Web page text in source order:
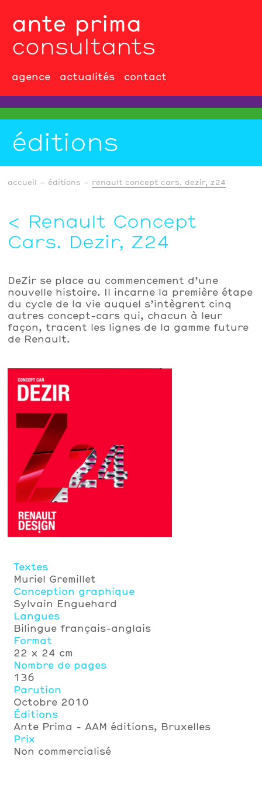
ante prima
consultants
agence actualités contact
éditions
accueil éditions renault concept cars. dezir, z24
Renault Concept
Cars. Dezir, Z24
DeZir se place au commencement d’une
nouvelle histoire. Il incarne la première étape
du cycle de la vie auquel s’intègrent cinq
autres concept-cars qui, chacun à leur
façon, tracent les lignes de la gamme future
de Renault.
Textes
Muriel Gremillet
Conception graphique
Sylvain Enguehard
Langues
Bilingue français-anglais
Format
22 × 24 cm
Nombre de pages
136
Parution
Octobre 2010
Éditions
Ante Prima - AAM éditions, Bruxelles
Prix
Non commercialisé